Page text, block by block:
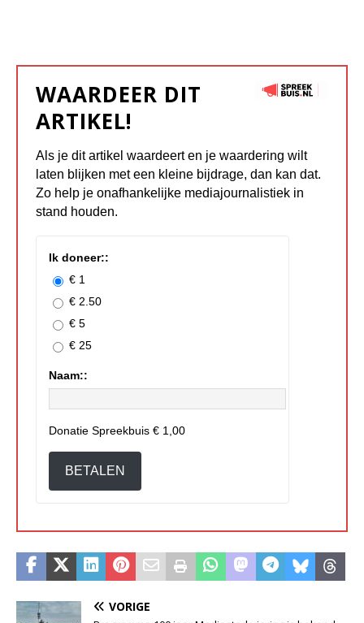
WAARDEER DIT
ARTIKEL!
Als je dit artikel waardeert en je waardering wilt
laten blijken met een kleine bijdrage, dan kan dat.
Zo help je onafhankelijke mediajournalistiek in
stand houden.
Ik doneer::
€ 1
€ 2.50
€ 5
€ 25
Naam::
Donatie Spreekbuis € 1,00
BETALEN
VORIGE